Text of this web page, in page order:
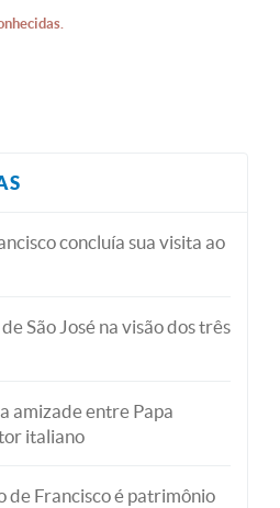
concluía sua visita ao
São José na visão dos três
amizade entre Papa
italiano
de Francisco é patrimônio